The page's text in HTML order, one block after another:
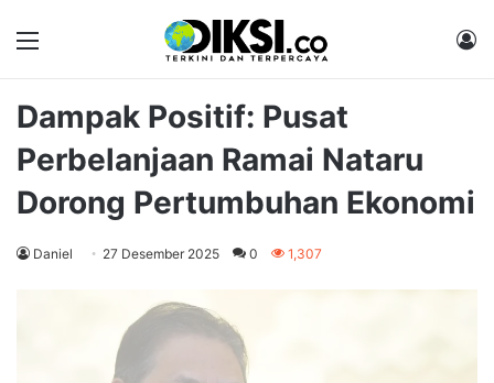
Dampak Positif: Pusat
Perbelanjaan Ramai Nataru
Dorong Pertumbuhan Ekonomi
Daniel 27 Desember 2025 0 1,307